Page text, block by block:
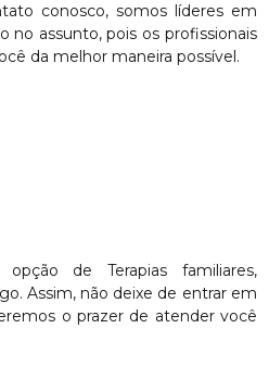
conosco, somos líderes em
no assunto, pois os profissionais
da melhor maneira possível.
de Terapias familiares,
Assim, não deixe de entrar em
o prazer de atender você